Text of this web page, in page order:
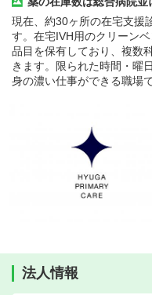
現在、約30ヶ所の在宅支援
す。在宅IVH用のクリーン
品目を保有しており、複数
きます。限られた時間・曜
身の濃い仕事ができる職場で
法人情報